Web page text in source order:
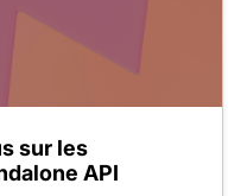
sur les
API